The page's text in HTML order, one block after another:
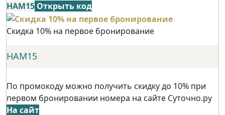
НАМ15 Открыть код
Скидка 10% на первое бронирование
НАМ15
По промокоду можно получить скидку до 10% при
первом бронировании номера на сайте Суточно.ру
На сайт